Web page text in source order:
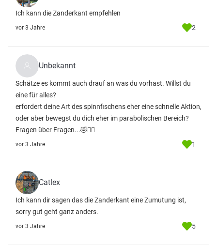
Ich kann die Zanderkant empfehlen
vor 3 Jahre 2
Unbekannt
Schätze es kommt auch drauf an was du vorhast. Willst du
eine für alles?
erfordert deine Art des spinnfischens eher eine schnelle Aktion,
oder aber bewegst du dich eher im parabolischen Bereich?
Fragen über Fragen...🤣🤷‍♂️
vor 3 Jahre 1
Catlex
Ich kann dir sagen das die Zanderkant eine Zumutung ist,
sorry gut geht ganz anders.
vor 3 Jahre 5